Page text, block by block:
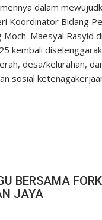
dalam
Koordinator Bidang
Maesyal Rasyid
kembali
desa/kelurahan,
sosial
BERSAMA
JAYA